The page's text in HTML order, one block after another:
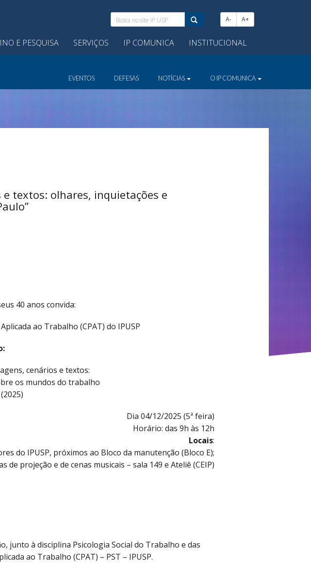
Busca
no
site
IP
A- A+
E PESQUISA SERVIÇOS IP COMUNICA INSTITUCIONAL
EVENTOS DEFESAS NOTÍCIAS O IP COMUNICA
textos: olhares, inquietações e
40 anos convida:
ao Trabalho (CPAT) do IPUSP
cenários e textos:
os mundos do trabalho
Dia 04/12/2025 (5ª feira)
Horário: das 9h às 12h
Locais:
do IPUSP, próximos ao Bloco da manutenção (Bloco E);
de projeção e de cenas musicais – sala 149 e Ateliê (CEIP)
junto à disciplina Psicologia Social do Trabalho e das
ao Trabalho (CPAT) – PST – IPUSP.